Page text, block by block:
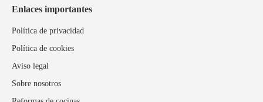
Enlaces importantes
Política de privacidad
Política de cookies
Aviso legal
Sobre nosotros